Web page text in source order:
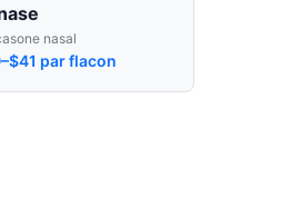
nasal
par flacon